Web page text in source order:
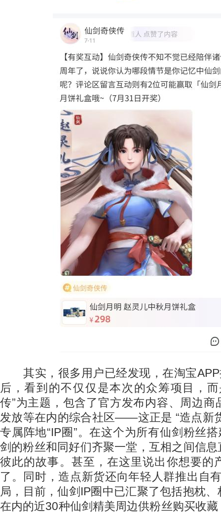
其实，很多用户已经发现，在淘宝APP
后，看到的不仅仅是本次的众筹项目，
传”为主题，包含了官方发布内容、周边商
发放等在内的综合社区——这正是 “造点新
专属阵地“IP圈”。在这个为所有仙剑粉丝
剑的粉丝和同好们齐聚一堂，互相之间信
彼此的故事。甚至，在这里说出你想要的
了。同时，造点新货还向年轻人群推出自
局，目前，仙剑IP圈中已汇聚了包括抱枕
在内的近30种仙剑精美周边供粉丝购买收